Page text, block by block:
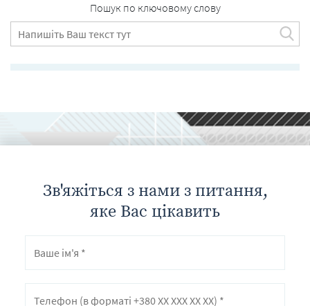
Пошук по ключовому слову
Зв'яжіться з нами з питання,
яке Вас цікавить